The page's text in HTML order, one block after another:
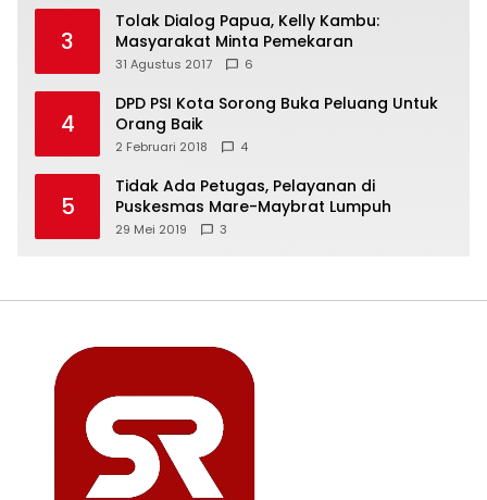
3
Tolak Dialog Papua, Kelly Kambu:
Masyarakat Minta Pemekaran
31 Agustus 2017 6
4
DPD PSI Kota Sorong Buka Peluang Untuk
Orang Baik
2 Februari 2018 4
5
Tidak Ada Petugas, Pelayanan di
Puskesmas Mare-Maybrat Lumpuh
29 Mei 2019 3